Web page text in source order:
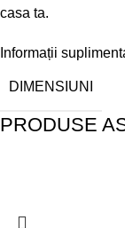
casa ta.
Informații
DIMENSIUNI
PRODUSE